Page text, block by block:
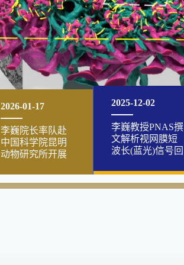
2026-01-17
李巍院长率队赴
中国科学院昆明
动物研究所开展
2025-12-02
李巍教授PNAS撰
文解析视网膜短
波长(蓝光)信号回